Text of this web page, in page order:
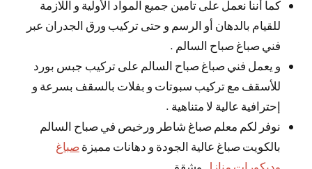
كما أننا نعمل على تأمين جميع المواد الأولية و اللازمة
للقيام بالدهان أو الرسم و حتى تركيب ورق الجدران عبر
فني صباغ صباح السالم .
و يعمل فني صباغ صباح السالم على تركيب جبس بورد
للأسقف مع تركيب سبوتات و بفلات بالسقف بسرعة و
إحترافية عالية لا متناهية .
نوفر لكم معلم صباغ شاطر ورخيص في صباح السالم
بالكويت صباغ عالية الجودة و دهانات مميزةصباغ
وديكورات منازل
وشقق.